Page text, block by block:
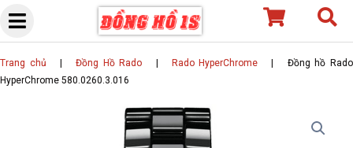
Skip
content
Trang chủ Đồng Hồ Rado Rado HyperChrome
Đồng hồ Rado
HyperChrome 580.0260.3.016